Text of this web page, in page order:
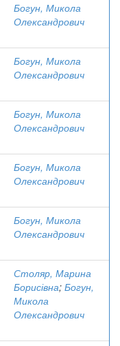
Богун, Микола
Олександрович
Богун, Микола
Олександрович
Богун, Микола
Олександрович
Богун, Микола
Олександрович
Богун, Микола
Олександрович
Столяр, Марина
Борисівна; Богун,
Микола
Олександрович